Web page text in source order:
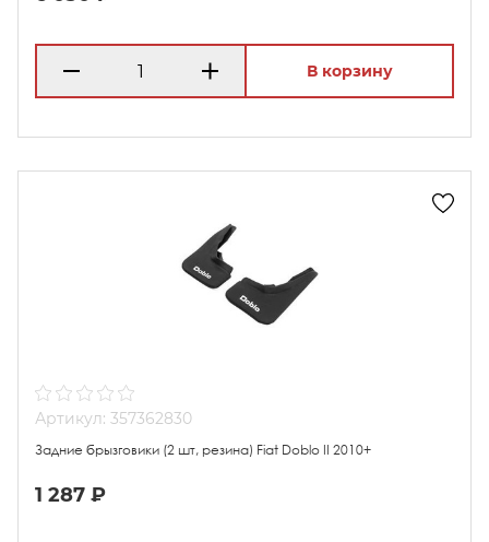
В корзину
Артикул: 357362830
Задние брызговики (2 шт, резина) Fiat Doblo II 2010+
1 287 ₽